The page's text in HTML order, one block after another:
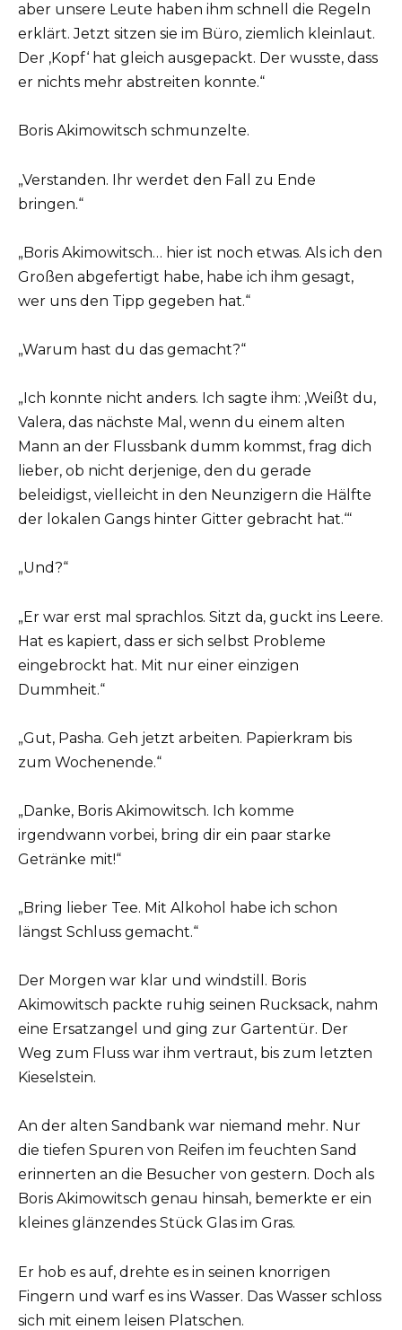
aber unsere Leute haben ihm schnell die Regeln
erklärt. Jetzt sitzen sie im Büro, ziemlich kleinlaut.
Der ‚Kopf‘ hat gleich ausgepackt. Der wusste, dass
er nichts mehr abstreiten konnte.“
Boris Akimowitsch schmunzelte.
„Verstanden. Ihr werdet den Fall zu Ende
bringen.“
„Boris Akimowitsch… hier ist noch etwas. Als ich den
Großen abgefertigt habe, habe ich ihm gesagt,
wer uns den Tipp gegeben hat.“
„Warum hast du das gemacht?“
„Ich konnte nicht anders. Ich sagte ihm: ‚Weißt du,
Valera, das nächste Mal, wenn du einem alten
Mann an der Flussbank dumm kommst, frag dich
lieber, ob nicht derjenige, den du gerade
beleidigst, vielleicht in den Neunzigern die Hälfte
der lokalen Gangs hinter Gitter gebracht hat.‘“
„Und?“
„Er war erst mal sprachlos. Sitzt da, guckt ins Leere.
Hat es kapiert, dass er sich selbst Probleme
eingebrockt hat. Mit nur einer einzigen
Dummheit.“
„Gut, Pasha. Geh jetzt arbeiten. Papierkram bis
zum Wochenende.“
„Danke, Boris Akimowitsch. Ich komme
irgendwann vorbei, bring dir ein paar starke
Getränke mit!“
„Bring lieber Tee. Mit Alkohol habe ich schon
längst Schluss gemacht.“
Der Morgen war klar und windstill. Boris
Akimowitsch packte ruhig seinen Rucksack, nahm
eine Ersatzangel und ging zur Gartentür. Der
Weg zum Fluss war ihm vertraut, bis zum letzten
Kieselstein.
An der alten Sandbank war niemand mehr. Nur
die tiefen Spuren von Reifen im feuchten Sand
erinnerten an die Besucher von gestern. Doch als
Boris Akimowitsch genau hinsah, bemerkte er ein
kleines glänzendes Stück Glas im Gras.
Er hob es auf, drehte es in seinen knorrigen
Fingern und warf es ins Wasser. Das Wasser schloss
sich mit einem leisen Platschen.